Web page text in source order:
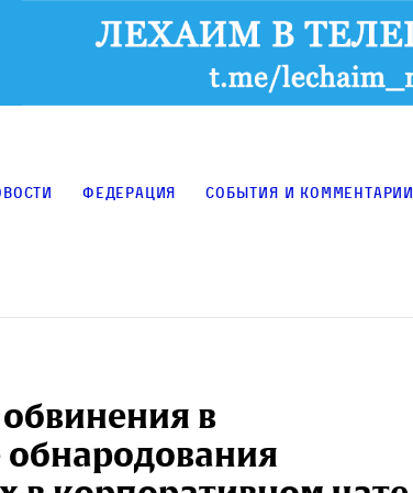
Федерация События и комментарии
обвинения в
обнародования